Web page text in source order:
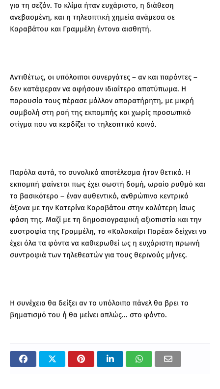
για τη σεζόν. Το κλίμα ήταν ευχάριστο, η διάθεση
ανεβασμένη, και η τηλεοπτική χημεία ανάμεσα σε
Καραβάτου και Γραμμέλη έντονα αισθητή.
Αντιθέτως, οι υπόλοιποι συνεργάτες – αν και παρόντες –
δεν κατάφεραν να αφήσουν ιδιαίτερο αποτύπωμα. Η
παρουσία τους πέρασε μάλλον απαρατήρητη, με μικρή
συμβολή στη ροή της εκπομπής και χωρίς προσωπικό
στίγμα που να κερδίζει το τηλεοπτικό κοινό.
Παρόλα αυτά, το συνολικό αποτέλεσμα ήταν θετικό. Η
εκπομπή φαίνεται πως έχει σωστή δομή, ωραίο ρυθμό και
το βασικότερο – έναν αυθεντικό, ανθρώπινο κεντρικό
άξονα με την Κατερίνα Καραβάτου στην καλύτερη ίσως
φάση της. Μαζί με τη δημοσιογραφική αξιοπιστία και την
ευστροφία της Γραμμέλη, το «Καλοκαίρι Παρέα» δείχνει να
έχει όλα τα φόντα να καθιερωθεί ως η ευχάριστη πρωινή
συντροφιά των τηλεθεατών για τους θερινούς μήνες.
Η συνέχεια θα δείξει αν το υπόλοιπο πάνελ θα βρει το
βηματισμό του ή θα μείνει απλώς... στο φόντο.